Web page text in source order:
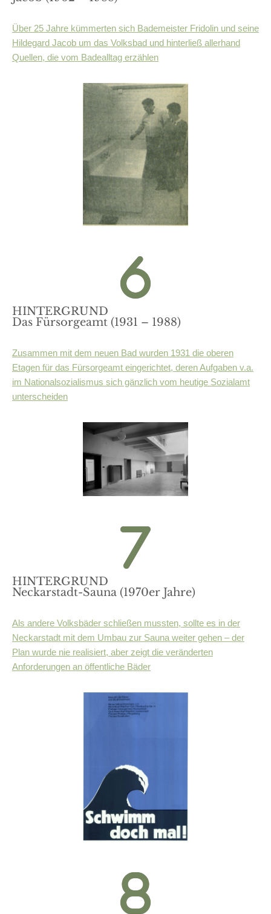
Über 25 Jahre kümmerten sich Bademeister Fridolin und seine
Hildegard Jacob um das Volksbad und hinterließ allerhand
Quellen, die vom Badealltag erzählen
HINTERGRUND
Das Fürsorgeamt (1931 – 1988)
Zusammen mit dem neuen Bad wurden 1931 die oberen
Etagen für das Fürsorgeamt eingerichtet, deren Aufgaben v.a.
im Nationalsozialismus sich gänzlich vom heutige Sozialamt
unterscheiden
HINTERGRUND
Neckarstadt-Sauna (1970er Jahre)
Als andere Volksbäder schließen mussten, sollte es in der
Neckarstadt mit dem Umbau zur Sauna weiter gehen – der
Plan wurde nie realisiert, aber zeigt die veränderten
Anforderungen an öffentliche Bäder